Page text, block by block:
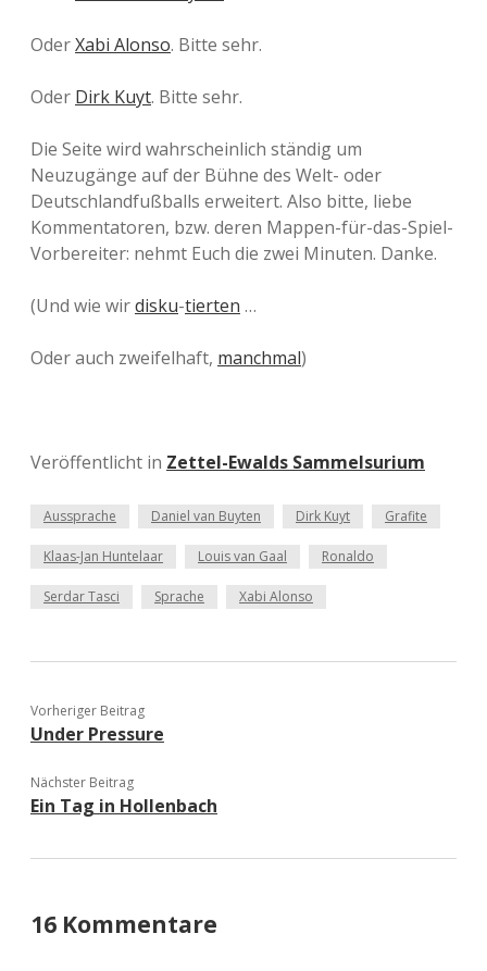
OderXabi Alonso. Bitte sehr.
Oder Dirk Kuyt. Bitte sehr.
Die Seite wird wahrscheinlich ständig um
Neuzugänge auf der Bühne des Welt- oder
Deutschlandfußballs erweitert. Also bitte, liebe
Kommentatoren, bzw. deren Mappen-für-das-Spiel-
Vorbereiter: nehmt Euch die zwei Minuten. Danke.
(Und wie wirdisku-tierten …
Oder auch zweifelhaft, manchmal)
Veröffentlicht in Zettel-Ewalds Sammelsurium
Aussprache Daniel van Buyten Dirk Kuyt Grafite
Klaas-Jan Huntelaar Louis van Gaal Ronaldo
Serdar Tasci Sprache Xabi Alonso
Vorheriger Beitrag
Under Pressure
Nächster Beitrag
Ein Tag in Hollenbach
16 Kommentare